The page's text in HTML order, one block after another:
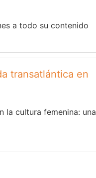
a todo su contenido
transatlántica en
la cultura femenina: una